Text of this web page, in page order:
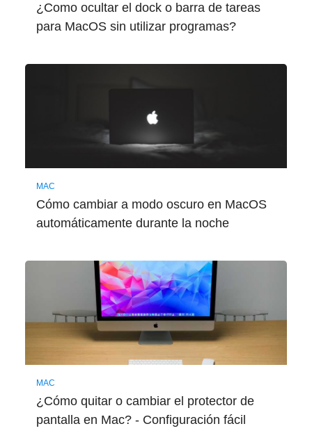
¿Como ocultar el dock o barra de tareas
para MacOS sin utilizar programas?
MAC
Cómo cambiar a modo oscuro en MacOS
automáticamente durante la noche
MAC
¿Cómo quitar o cambiar el protector de
pantalla en Mac? - Configuración fácil